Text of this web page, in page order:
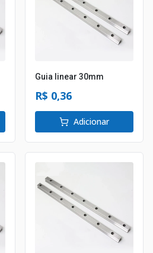
Guia linear 30mm
R$ 0,36
Adicionar